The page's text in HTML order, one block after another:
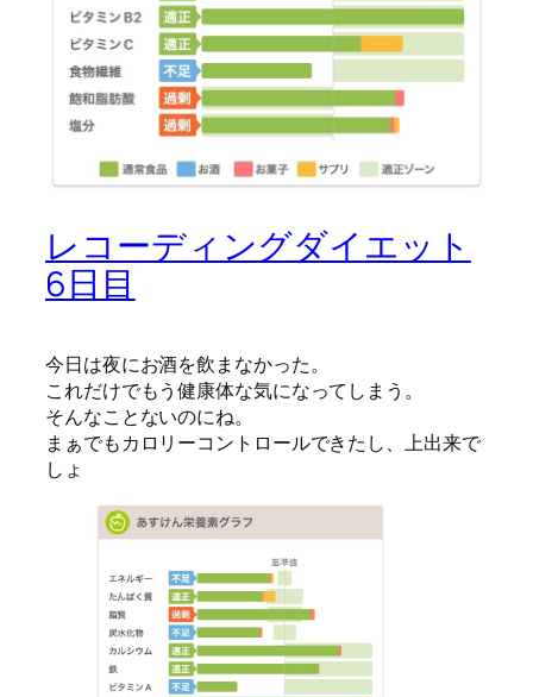
レコーディングダイエット
6日目
今日は夜にお酒を飲まなかった。
これだけでもう健康体な気になってしまう。
そんなことないのにね。
まぁでもカロリーコントロールできたし、上出来で
しょ